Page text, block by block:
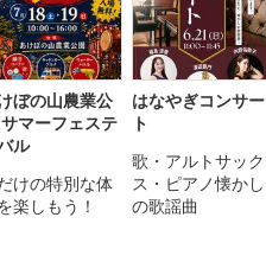
ぼの山農業公
マーフェステ
ル
けの特別な体
楽しもう！
はなやぎコンサー
ト
歌・アルトサック
ス・ピアノ懐かし
の歌謡曲